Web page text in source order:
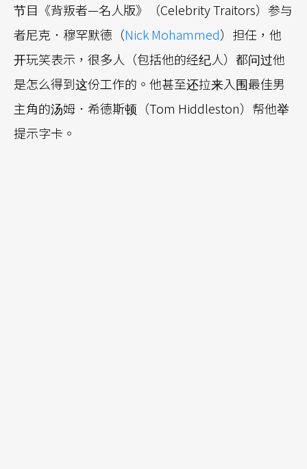
节目《背叛者—名人版》（Celebrity Traitors）参与
者尼克．穆罕默德（Nick Mohammed）担任，他
开玩笑表示，很多人（包括他的经纪人）都问过他
是怎么得到这份工作的。他甚至还拉来入围最佳男
主角的汤姆．希德斯顿（Tom Hiddleston）帮他举
提示字卡。